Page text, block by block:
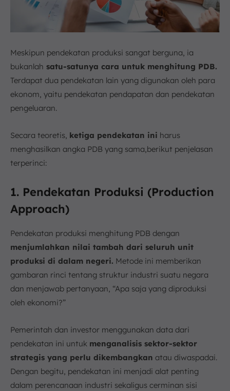
Meskipun pendekatan produksi sangat berguna, ia
bukanlah satu-satunya cara untuk menghitung PDB.
Terdapat dua pendekatan lain yang digunakan oleh para
ekonom, yaitu pendekatan pendapatan dan pendekatan
pengeluaran.
Secara teoretis, ketiga pendekatan ini harus
menghasilkan angka PDB yang sama,berikut penjelasan
terperinci:
1. Pendekatan Produksi (Production
Approach)
Pendekatan produksi menghitung PDB dengan
menjumlahkan nilai tambah dari seluruh unit
produksi di dalam negeri. Metode ini memberikan
gambaran rinci tentang struktur industri suatu negara
dan menjawab pertanyaan, “Apa saja yang diproduksi
oleh ekonomi?”
Pemerintah dan investor menggunakan data dari
pendekatan ini untuk menganalisis sektor-sektor
strategis yang perlu dikembangkan atau diwaspadai.
Dengan begitu, pendekatan ini menjadi alat penting
dalam perencanaan industri sekaligus cerminan sisi